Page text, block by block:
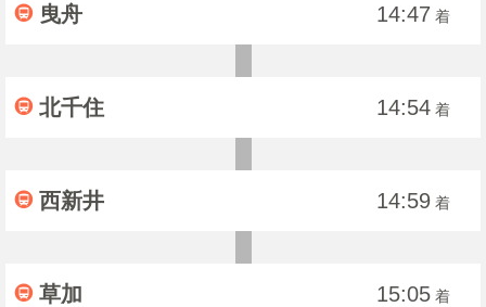
曳舟 14:47 着
北千住 14:54 着
西新井 14:59 着
草加 15:05 着